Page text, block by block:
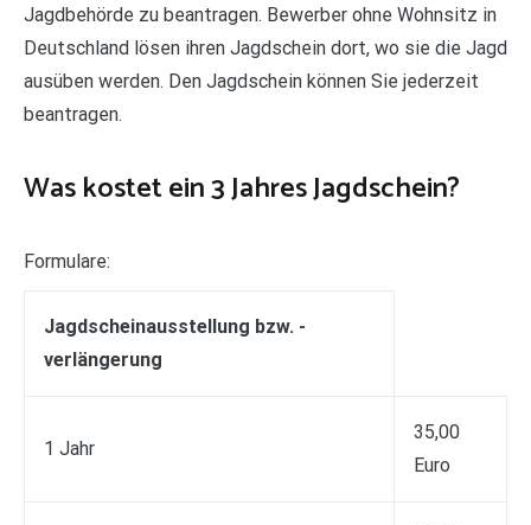
Jagdbehörde zu beantragen. Bewerber ohne Wohnsitz in
Deutschland lösen ihren Jagdschein dort, wo sie die Jagd
ausüben werden. Den Jagdschein können Sie jederzeit
beantragen.
Was kostet ein 3 Jahres Jagdschein?
Formulare:
Jagdscheinausstellung bzw. -
verlängerung
1 Jahr
35,00
Euro